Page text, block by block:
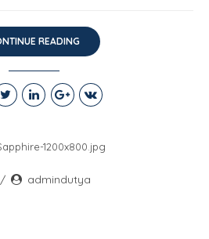
READING
admindutya